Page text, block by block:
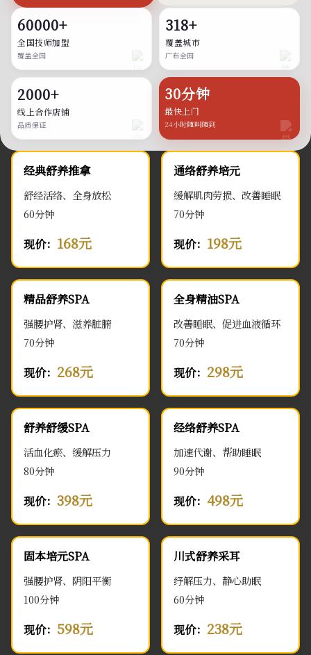
60000+
全国技师加盟
覆盖全国
318+
覆盖城市
广布全国
2000+
线上合作店铺
品质保证
30分钟
最快上门
24小时随叫随到
经典舒养推拿
舒经活络、全身放松
60分钟
现价： 168元
通络舒养培元
缓解肌肉劳损、改善睡眠
70分钟
现价： 198元
精品舒养SPA
强腰护肾、滋养脏腑
70分钟
现价： 268元
全身精油SPA
改善睡眠、促进血液循环
70分钟
现价： 298元
舒养舒缓SPA
活血化瘀、缓解压力
80分钟
现价： 398元
经络舒养SPA
加速代谢、帮助睡眠
90分钟
现价： 498元
固本培元SPA
强腰护肾、阴阳平衡
100分钟
现价： 598元
川式舒养采耳
纾解压力、静心助眠
60分钟
现价： 238元